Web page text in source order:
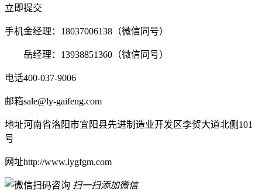
立即提交
手机金经理：18037006138（微信同号）
岳经理：13938851360（微信同号）
电话400-037-9006
邮箱sale@ly-gaifeng.com
地址河南省洛阳市宜阳县先进制造业开发区李贺大道北侧101
号
网址http://www.lygfgm.com
扫一扫添加微信